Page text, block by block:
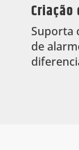
Suporta
de